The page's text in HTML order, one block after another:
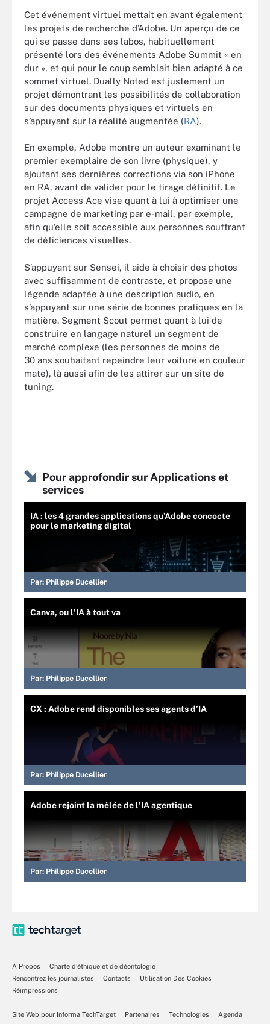
Cet événement virtuel mettait en avant également
les projets de recherche d’Adobe. Un aperçu de ce
qui se passe dans ses labos, habituellement
présenté lors des événements Adobe Summit « en
dur », et qui pour le coup semblait bien adapté à ce
sommet virtuel. Dually Noted est justement un
projet démontrant les possibilités de collaboration
sur des documents physiques et virtuels en
s’appuyant sur la réalité augmentée (RA).
En exemple, Adobe montre un auteur examinant le
premier exemplaire de son livre (physique), y
ajoutant ses dernières corrections via son iPhone
en RA, avant de valider pour le tirage définitif. Le
projet Access Ace vise quant à lui à optimiser une
campagne de marketing par e-mail, par exemple,
afin qu’elle soit accessible aux personnes souffrant
de déficiences visuelles.
S’appuyant sur Sensei, il aide à choisir des photos
avec suffisamment de contraste, et propose une
légende adaptée à une description audio, en
s’appuyant sur une série de bonnes pratiques en la
matière. Segment Scout permet quant à lui de
construire en langage naturel un segment de
marché complexe (les personnes de moins de
30 ans souhaitant repeindre leur voiture en couleur
mate), là aussi afin de les attirer sur un site de
tuning.
Pour approfondir sur Applications et
services
IA : les 4 grandes applications qu’Adobe concocte
pour le marketing digital
Par: Philippe Ducellier
Canva, ou l’IA à tout va
Par: Philippe Ducellier
CX : Adobe rend disponibles ses agents d’IA
Par: Philippe Ducellier
Adobe rejoint la mêlée de l’IA agentique
Par: Philippe Ducellier
À Propos
Charte d’éthique et de déontologie
Rencontrez les journalistes
Contacts
Utilisation Des Cookies
Réimpressions
Site Web pour Informa TechTarget Partenaires Technologies
Agenda